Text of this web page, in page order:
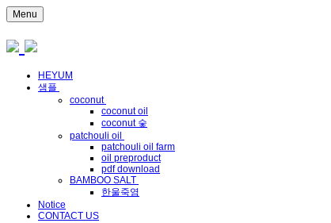
Menu
HEYUM
샘플
coconut
coconut oil
coconut 숯
patchouli oil
patchouli oil farm
oil preproduct
pdf download
BAMBOO SALT
한울죽염
Notice
CONTACT US